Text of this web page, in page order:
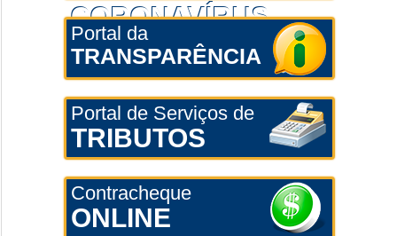
CORONAVÍRUS
Portal da
TRANSPARÊNCIA
Portal de Serviços de
TRIBUTOS
Contracheque
ONLINE